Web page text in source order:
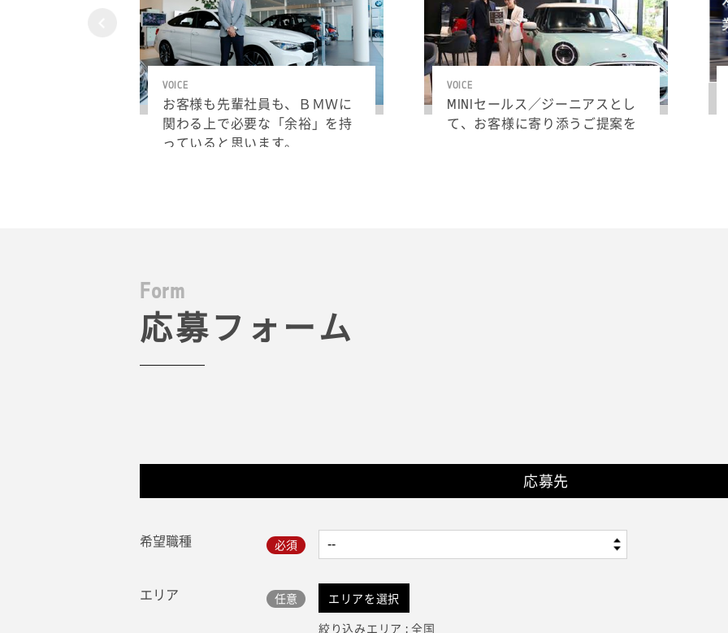
VOICE
お客様も先輩社員も、ＢＭＷに
関わる上で必要な「余裕」を持
っていると思います。
VOICE
MINIセールス／ジーニアスとし
て、お客様に寄り添うご提案を
Form
応募フォーム
応募先
希望職種
エリア
エリアを選択
絞り込みエリア : 全国